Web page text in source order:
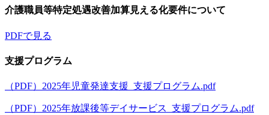
介護職員等特定処遇改善加算見える化要件について
PDFで見る
支援プログラム
（PDF）2025年児童発達支援_支援プログラム.pdf
（PDF）2025年放課後等デイサービス_支援プログラム.pdf